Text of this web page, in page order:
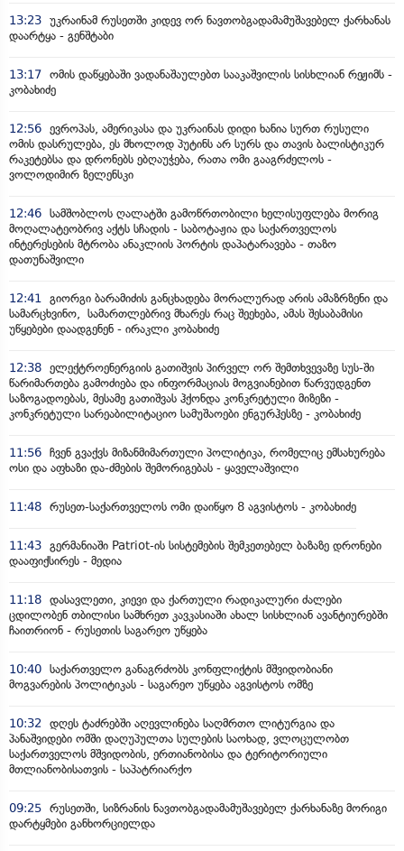
13:23 უკრაინამ რუსეთში კიდევ ორ ნავთობგადამამუშავებელ ქარხანას
დაარტყა - გენშტაბი
13:17 ომის დაწყებაში ვადანაშაულებთ სააკაშვილის სისხლიან რეჟიმს -
კობახიძე
12:56 ევროპას, ამერიკასა და უკრაინას დიდი ხანია სურთ რუსული
ომის დასრულება, ეს მხოლოდ პუტინს არ სურს და თავის ბალისტიკურ
რაკეტებსა და დრონებს ებღაუჭება, რათა ომი გააგრძელოს -
ვოლოდიმირ ზელენსკი
12:46 სამშობლოს ღალატში გამოწრთობილი ხელისუფლება მორიგ
მოღალატეობრივ აქტს სჩადის - საბოტაჟია და საქართველოს
ინტერესების მტრობა ანაკლიის პორტის დაპატარავება - თაზო
დათუნაშვილი
12:41
გიორგი ბარამიძის განცხადება მორალურად არის ამაზრზენი და
სამარცხვინო, სამართლებრივ მხარეს რაც შეეხება, ამას შესაბამისი
უწყებები დაადგენენ - ირაკლი კობახიძე
12:38 ელექტროენერგიის გათიშვის პირველ ორ შემთხვევაზე სუს-ში
წარიმართება გამოძიება და ინფორმაციას მოგვიანებით წარვუდგენთ
საზოგადოებას, მესამე გათიშვას ჰქონდა კონკრეტული მიზეზი -
კონკრეტული სარეაბილიტაციო სამუშაოები ენგურჰესზე - კობახიძე
11:56 ჩვენ გვაქვს მიზანმიმართული პოლიტიკა, რომელიც ემსახურება
ოსი და აფხაზი და-ძმების შემორიგებას - ყაველაშვილი
11:48 რუსეთ-საქართველოს ომი დაიწყო 8 აგვისტოს - კობახიძე
11:43 გერმანიაში Patriot-ის სისტემების შემკეთებელ ბაზაზე დრონები
დააფიქსირეს - მედია
11:18 დასავლეთი, კიევი და ქართული რადიკალური ძალები
ცდილობენ თბილისი სამხრეთ კავკასიაში ახალ სისხლიან ავანტიურებში
ჩაითრიონ - რუსეთის საგარეო უწყება
10:40 საქართველო განაგრძობს კონფლიქტის მშვიდობიანი
მოგვარების პოლიტიკას - საგარეო უწყება აგვისტოს ომზე
10:32
დღეს ტაძრებში აღევლინება საღმრთო ლიტურგია და
პანაშვიდები ომში დაღუპულთა სულების საოხად, ვლოცულობთ
საქართველოს მშვიდობის, ერთიანობისა და ტერიტორიული
მთლიანობისათვის - საპატრიარქო
09:25 რუსეთში, სიზრანის ნავთობგადამამუშავებელ ქარხანაზე მორიგი
დარტყმები განხორციელდა